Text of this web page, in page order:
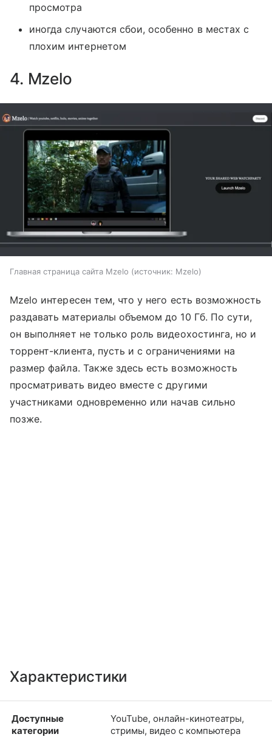
просмотра
иногда случаются сбои, особенно в местах с
плохим интернетом
4. Mzelo
Главная страница сайта Mzelo источник: Mzelo
Mzelo интересен тем, что у него есть возможность
раздавать материалы объемом до 10 Гб. По сути,
он выполняет не только роль видеохостинга, но и
торрент-клиента, пусть и с ограничениями на
размер файла. Также здесь есть возможность
просматривать видео вместе с другими
участниками одновременно или начав сильно
позже.
Характеристики
Доступные
категории
YouTube, онлайн-кинотеатры,
стримы, видео с компьютера